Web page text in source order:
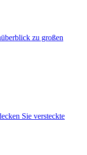
zu großen
Sie versteckte